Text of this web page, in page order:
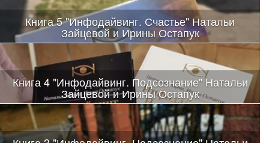
Книга 5 "Инфодайвинг. Счастье" Натальи
Зайцевой и Ирины Остапук
Книга 4 "Инфодайвинг. Подсознание" Натальи
Зайцевой и Ирины Остапук